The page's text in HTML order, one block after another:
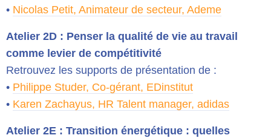
• Nicolas Petit, Animateur de secteur, Ademe
Atelier 2D : Penser la qualité de vie au travail
comme levier de compétitivité
Retrouvez les supports de présentation de :
• Philippe Studer, Co-gérant, EDinstitut
• Karen Zachayus, HR Talent manager, adidas
Atelier 2E : Transition énergétique : quelles